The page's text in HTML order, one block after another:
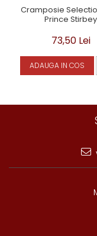
Cramposie
Prince Stirbey
73,50 Lei
ADAUGA IN COS